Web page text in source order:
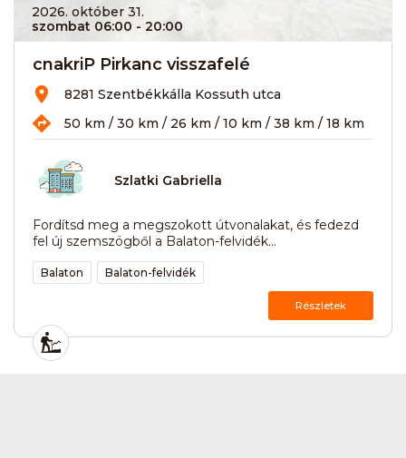
2026. október 31.
szombat 06:00 - 20:00
cnakriP Pirkanc visszafelé
8281 Szentbékkálla Kossuth utca
50 km / 30 km / 26 km / 10 km / 38 km / 18 km
Szlatki Gabriella
Fordítsd meg a megszokott útvonalakat, és fedezd
fel új szemszögből a Balaton-felvidék...
Balaton Balaton-felvidék
Részletek